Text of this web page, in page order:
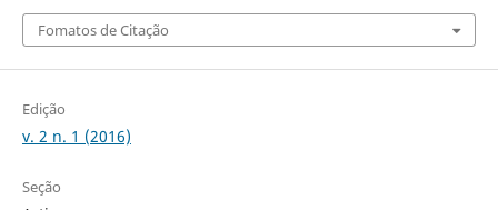
Fomatos de Citação
Edição
v. 2 n. 1 (2016)
Seção